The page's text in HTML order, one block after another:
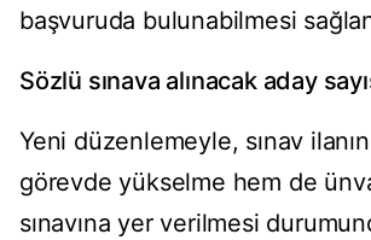
başvuruda bulunabilmesi
Sözlü sınava alınacak aday
Yeni düzenlemeyle, sınav
görevde yükselme hem de
sınavına yer verilmesi